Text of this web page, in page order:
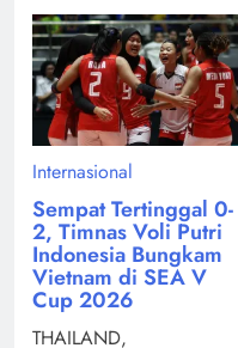
Internasional
Sempat Tertinggal 0-
2, Timnas Voli Putri
Indonesia Bungkam
Vietnam di SEA V
Cup 2026
THAILAND,